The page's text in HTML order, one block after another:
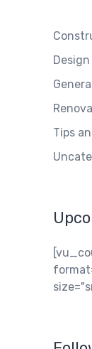
Design
Tips